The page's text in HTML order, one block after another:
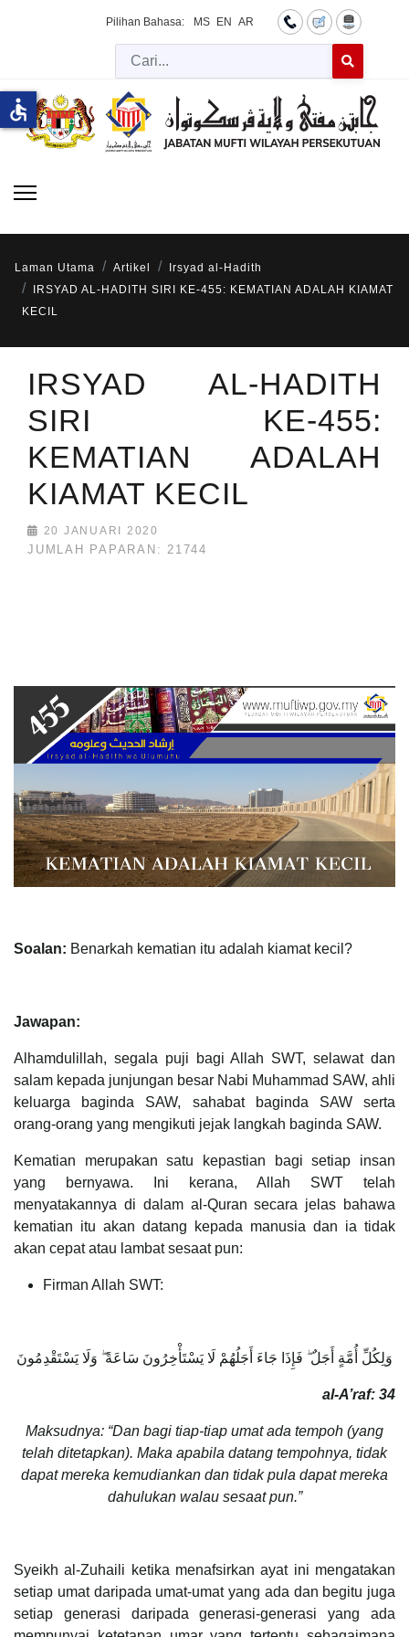
Pilihan Bahasa: MS EN AR
Cari
Laman Utama Artikel
Irsyad al-Hadith
IRSYAD AL-HADITH SIRI KE-455: KEMATIAN ADALAH KIAMAT
KECIL
IRSYAD AL-HADITH
SIRI KE-455:
KEMATIAN ADALAH
KIAMAT KECIL
20 JANUARI 2020
JUMLAH PAPARAN: 21744
Soalan: Benarkah kematian itu adalah kiamat kecil?
Jawapan:
Alhamdulillah, segala puji bagi Allah SWT, selawat dan
salam kepada junjungan besar Nabi Muhammad SAW, ahli
keluarga baginda SAW, sahabat baginda SAW serta
orang-orang yang mengikuti jejak langkah baginda SAW.
Kematian merupakan satu kepastian bagi setiap insan
yang bernyawa. Ini kerana, Allah SWT telah
menyatakannya di dalam al-Quran secara jelas bahawa
kematian itu akan datang kepada manusia dan ia tidak
akan cepat atau lambat sesaat pun:
Firman Allah SWT:
وَلِكُلِّ أُمَّةٍ أَجَلٌ ۖ فَإِذَا جَاءَ أَجَلُهُمْ لَا يَسْتَأْخِرُونَ سَاعَةً ۖ وَلَا يَسْتَقْدِمُونَ
al-A’raf: 34
Maksudnya: “Dan bagi tiap-tiap umat ada tempoh (yang
telah ditetapkan). Maka apabila datang tempohnya, tidak
dapat mereka kemudiankan dan tidak pula dapat mereka
dahulukan walau sesaat pun.”
Syeikh al-Zuhaili ketika menafsirkan ayat ini mengatakan
setiap umat daripada umat-umat yang ada dan begitu juga
setiap generasi daripada generasi-generasi yang ada
accessible